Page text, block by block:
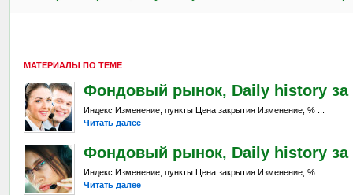
МАТЕРИАЛЫ ПО ТЕМЕ
Фондовый рынок, Daily history за
Индекс Изменение, пункты Цена закрытия Изменение, % ...
Читать далее
Фондовый рынок, Daily history за
Индекс Изменение, пункты Цена закрытия Изменение, % ...
Читать далее